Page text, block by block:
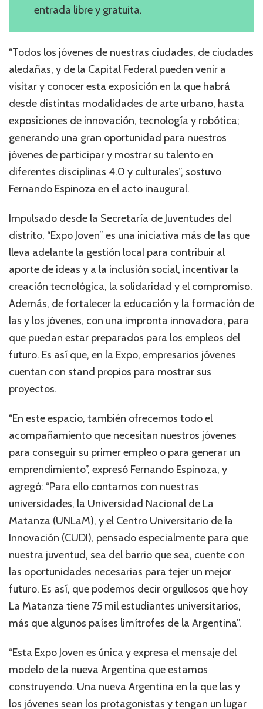
entrada libre y gratuita.
“Todos los jóvenes de nuestras ciudades, de ciudades
aledañas, y de la Capital Federal pueden venir a
visitar y conocer esta exposición en la que habrá
desde distintas modalidades de arte urbano, hasta
exposiciones de innovación, tecnología y robótica;
generando una gran oportunidad para nuestros
jóvenes de participar y mostrar su talento en
diferentes disciplinas 4.0 y culturales”, sostuvo
Fernando Espinoza en el acto inaugural.
Impulsado desde la Secretaría de Juventudes del
distrito, “Expo Joven” es una iniciativa más de las que
lleva adelante la gestión local para contribuir al
aporte de ideas y a la inclusión social, incentivar la
creación tecnológica, la solidaridad y el compromiso.
Además, de fortalecer la educación y la formación de
las y los jóvenes, con una impronta innovadora, para
que puedan estar preparados para los empleos del
futuro. Es así que, en la Expo, empresarios jóvenes
cuentan con stand propios para mostrar sus
proyectos.
“En este espacio, también ofrecemos todo el
acompañamiento que necesitan nuestros jóvenes
para conseguir su primer empleo o para generar un
emprendimiento”, expresó Fernando Espinoza, y
agregó: “Para ello contamos con nuestras
universidades, la Universidad Nacional de La
Matanza (UNLaM), y el Centro Universitario de la
Innovación (CUDI), pensado especialmente para que
nuestra juventud, sea del barrio que sea, cuente con
las oportunidades necesarias para tejer un mejor
futuro. Es así, que podemos decir orgullosos que hoy
La Matanza tiene 75 mil estudiantes universitarios,
más que algunos países limítrofes de la Argentina”.
“Esta Expo Joven es única y expresa el mensaje del
modelo de la nueva Argentina que estamos
construyendo. Una nueva Argentina en la que las y
los jóvenes sean los protagonistas y tengan un lugar